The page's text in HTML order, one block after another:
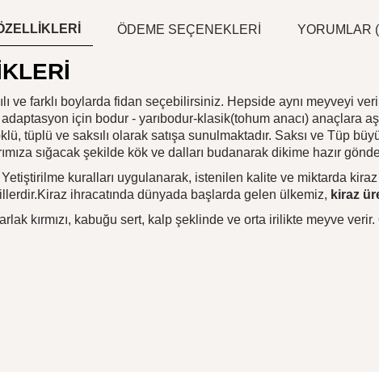
ÖDEME SEÇENEKLERI YORUMLAR
ve farklı boylarda fidan seçebilirsiniz. Hepside aynı meyveyi
için bodur - yarıbodur-klasik(tohum anacı) anaçlara
tüplü ve saksılı olarak satışa sunulmaktadır. Saksı ve Tüp
sığacak şekilde kök ve dalları budanarak dikime hazır
kuralları uygulanarak, istenilen kalite ve miktarda
ihracatında dünyada başlarda gelen ülkemiz, kiraz
kırmızı, kabuğu sert, kalp şeklinde ve orta irilikte meyve